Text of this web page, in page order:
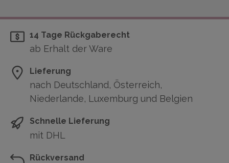
14 Tage Rückgaberecht
ab Erhalt der Ware
Lieferung
nach Deutschland, Österreich,
Niederlande, Luxemburg und Belgien
Schnelle Lieferung
mit DHL
Rückversand